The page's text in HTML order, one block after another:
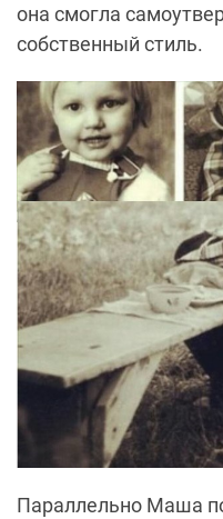
она смогла
собственный стиль.
Параллельно Маша